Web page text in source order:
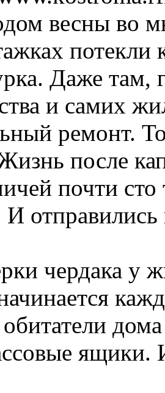
весны во
Даже там,
и самих
ремонт.
после
почти
отправились
чердака у
ящики.